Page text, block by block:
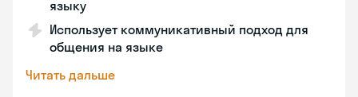
языку
Использует коммуникативный подход для
общения на языке
Читать дальше